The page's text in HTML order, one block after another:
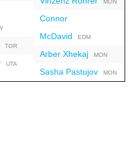
UTA
MON
Connor
McDavid EDM
Arber XhekajMON
Sasha PastujovMON